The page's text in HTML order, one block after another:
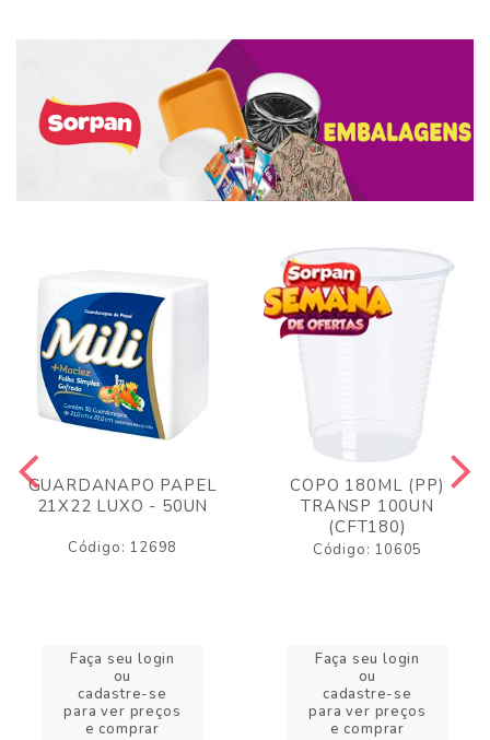
GUARDANAPO PAPEL
21X22 LUXO - 50UN
Código: 12698
Faça seu login
ou
cadastre-se
para ver preços
e comprar
COPO 180ML (PP)
TRANSP 100UN
(CFT180)
Código: 10605
Faça seu login
ou
cadastre-se
para ver preços
e comprar